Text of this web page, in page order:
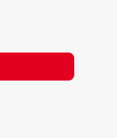
Wert ein